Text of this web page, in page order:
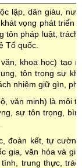
lập, dân giàu,
vọng phát triển
tôn pháp luật,
Tổ quốc.
khoa học) tạo
tôn trọng sự
nhiệm giữ gìn,
văn minh) là môi
sự tôn trọng,
đoàn kết, tự
gia, văn hóa và
trung thực,